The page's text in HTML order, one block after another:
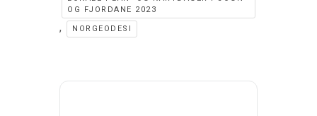
OG FJORDANE 2023
, NORGEODESI